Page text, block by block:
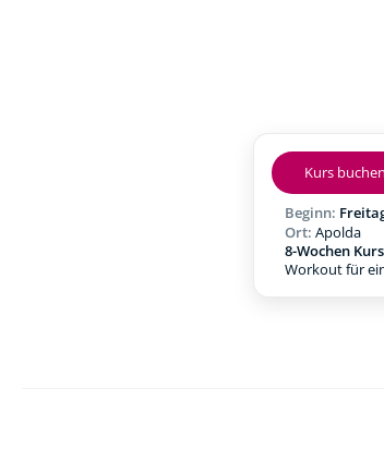
Kurs buchen
Beginn:
Ort: Apolda
8-Wochen Kurs
Workout für